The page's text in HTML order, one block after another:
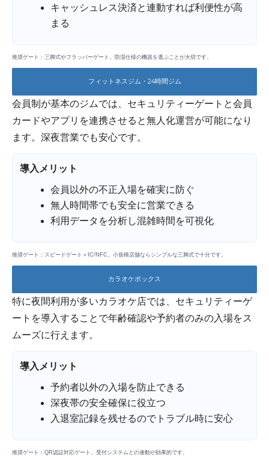
キャッシュレス決済と連動すれば利便性が高
まる
推奨ゲート：三脚式やフラッパーゲート。防湿仕様の機器を選ぶことが大切です。
フィットネスジム・24時間ジム
会員制が基本のジムでは、セキュリティーゲートと会員
カードやアプリを連携させると無人化運営が可能になり
ます。深夜営業でも安心です。
導入メリット
会員以外の不正入場を確実に防ぐ
無人時間帯でも安全に営業できる
利用データを分析し混雑時間を可視化
推奨ゲート：スピードゲート＋IC/NFC。小規模店舗ならシンプルな三脚式で十分です。
カラオケボックス
特に夜間利用が多いカラオケ店では、セキュリティーゲ
ートを導入することで年齢確認や予約者のみの入場をス
ムーズに行えます。
導入メリット
予約者以外の入場を防止できる
深夜帯の安全確保に役立つ
入退室記録を残せるのでトラブル時に安心
推奨ゲート：QR認証対応ゲート。受付システムとの連動が効果的です。